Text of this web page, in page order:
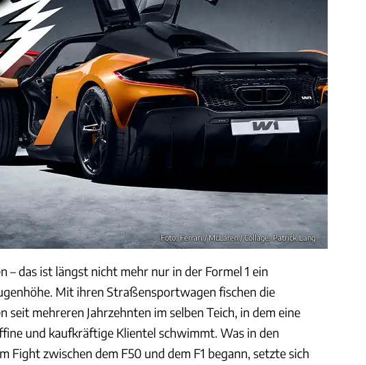
Foto: Ferrari / McLaren / Collage: Patrick Lang
– das ist längst nicht mehr nur in der Formel 1 ein
Mit ihren Straßensportwagen fischen die
seit mehreren Jahrzehnten im selben Teich, in dem eine
und kaufkräftige Klientel schwimmt. Was in den
Fight zwischen dem F50 und dem F1 begann, setzte sich